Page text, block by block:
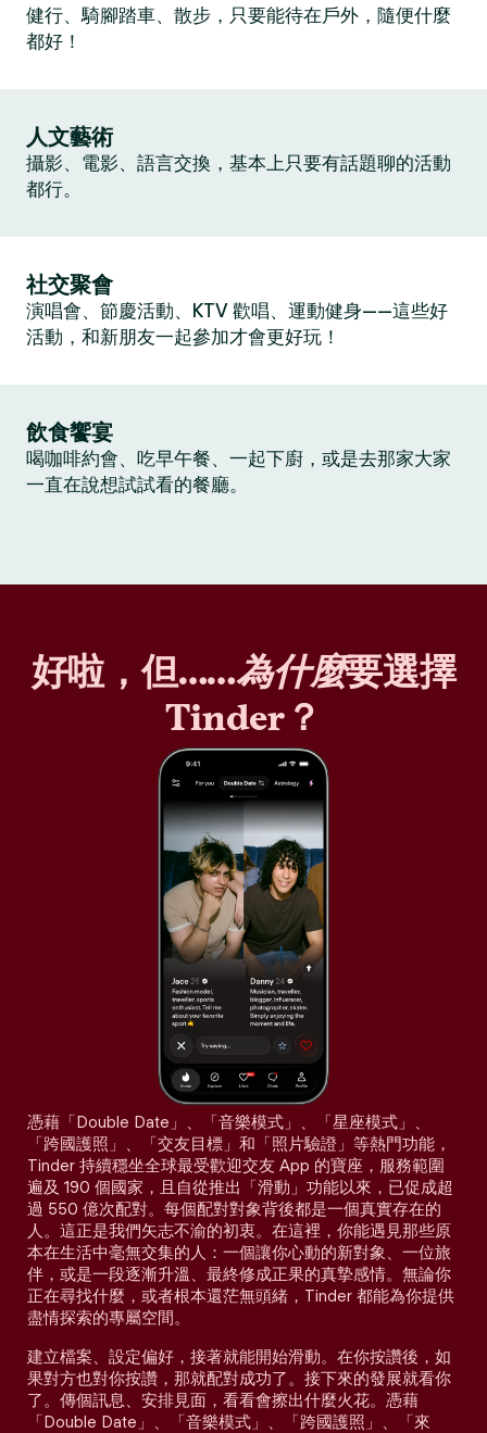
健行、騎腳踏車、散步，只要能待在戶外，隨便什麼
都好！
人文藝術
攝影、電影、語言交換，基本上只要有話題聊的活動
都行。
社交聚會
演唱會、節慶活動、KTV 歡唱、運動健身——這些好
活動，和新朋友一起參加才會更好玩！
飲食饗宴
喝咖啡約會、吃早午餐、一起下廚，或是去那家大家
一直在說想試試看的餐廳。
好啦，但……為什麼要選擇
Tinder？
憑藉「Double Date」、「音樂模式」、「星座模式」、
「跨國護照」、「交友目標」和「照片驗證」等熱門功能，
Tinder 持續穩坐全球最受歡迎交友 App 的寶座，服務範圍
遍及 190 個國家，且自從推出「滑動」功能以來，已促成超
過 550 億次配對。每個配對對象背後都是一個真實存在的
人。這正是我們矢志不渝的初衷。在這裡，你能遇見那些原
本在生活中毫無交集的人：一個讓你心動的新對象、一位旅
伴，或是一段逐漸升溫、最終修成正果的真摯感情。無論你
正在尋找什麼，或者根本還茫無頭緒，Tinder 都能為你提供
盡情探索的專屬空間。
建立檔案、設定偏好，接著就能開始滑動。在你按讚後，如
果對方也對你按讚，那就配對成功了。接下來的發展就看你
了。傳個訊息、安排見面，看看會擦出什麼火花。憑藉
「Double Date」、「音樂模式」、「跨國護照」、「來